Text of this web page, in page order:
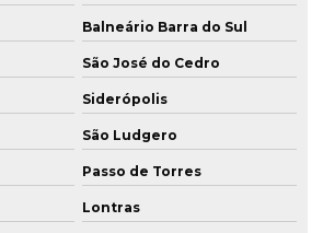
Balneário Barra do Sul
São José do Cedro
Siderópolis
São Ludgero
Passo de Torres
Lontras